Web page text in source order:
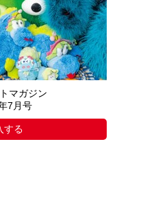
マガジン
7月号
する